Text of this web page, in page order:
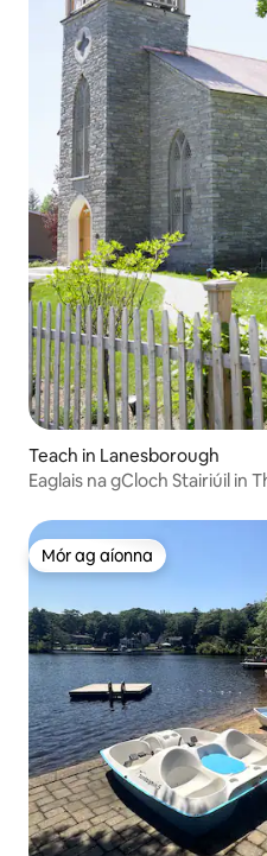
Teach in Lanesborough
Eaglais na gCloch Stairiúil in
Mór ag aíonna
Mór ag aíonna